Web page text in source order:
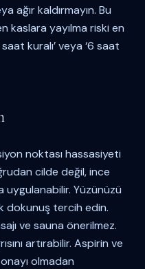
ağır kaldırmayın. Bu
yayılma riski en
kuralı’ veya ‘6 saat
noktası hassasiyeti
cilde değil, ince
uygulanabilir. Yüzünüzü
dokunuş tercih edin.
ve sauna önerilmez.
artırabilir. Aspirin ve
olmadan